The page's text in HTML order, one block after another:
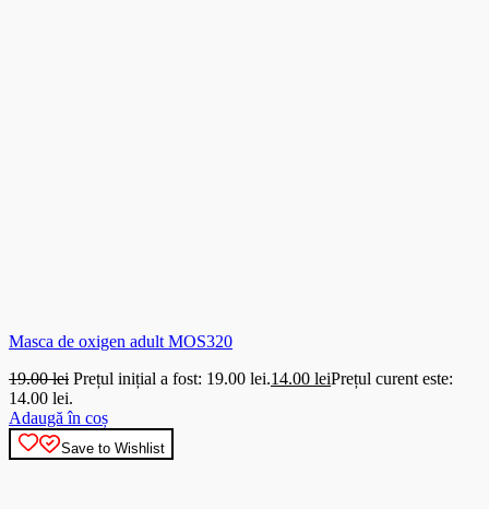
Masca de oxigen adult MOS320
19.00lei Prețul inițial a fost: 19.00 lei.14.00 leiPrețul curent este:
14.00 lei.
Adaugă în coș
Save to Wishlist